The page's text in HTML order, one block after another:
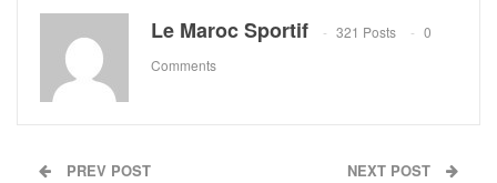
Le Maroc Sportif 321 Posts
0
Comments
PREV POST NEXT POST